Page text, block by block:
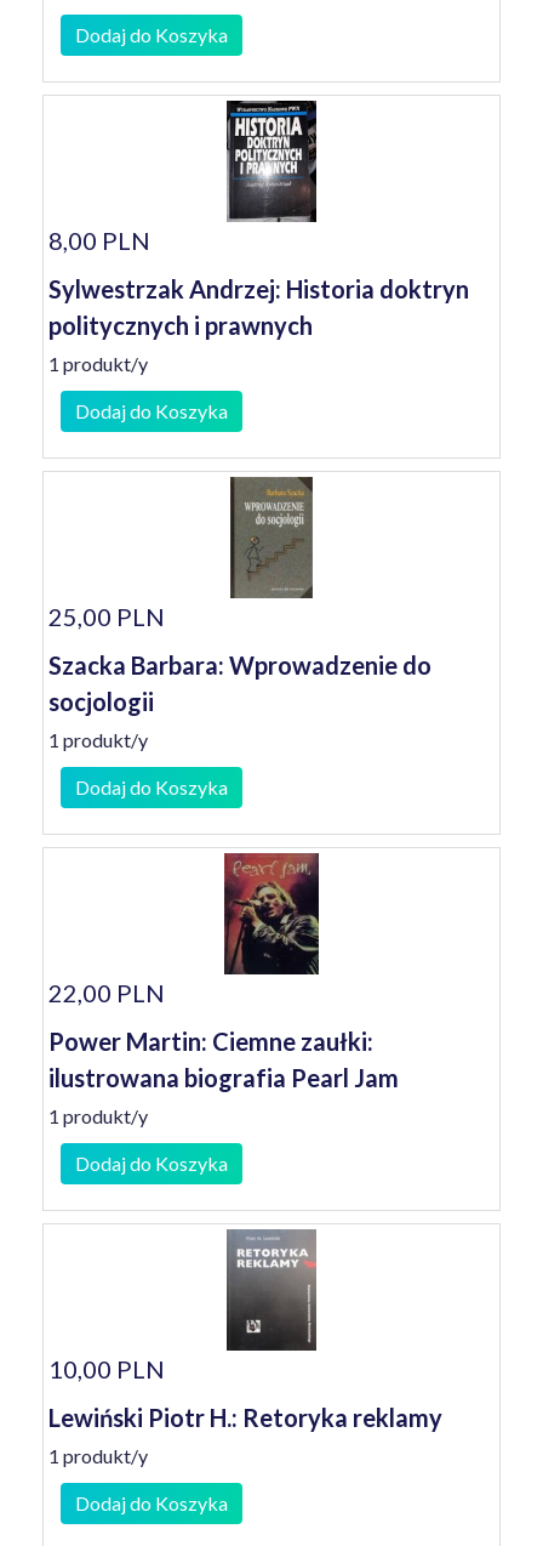
Dodaj do Koszyka
8,00 PLN
Sylwestrzak Andrzej: Historia doktryn
politycznych i prawnych
1 produkt/y
Dodaj do Koszyka
25,00 PLN
Szacka Barbara: Wprowadzenie do
socjologii
1 produkt/y
Dodaj do Koszyka
22,00 PLN
Power Martin: Ciemne zaułki:
ilustrowana biografia Pearl Jam
1 produkt/y
Dodaj do Koszyka
10,00 PLN
Lewiński Piotr H.: Retoryka reklamy
1 produkt/y
Dodaj do Koszyka